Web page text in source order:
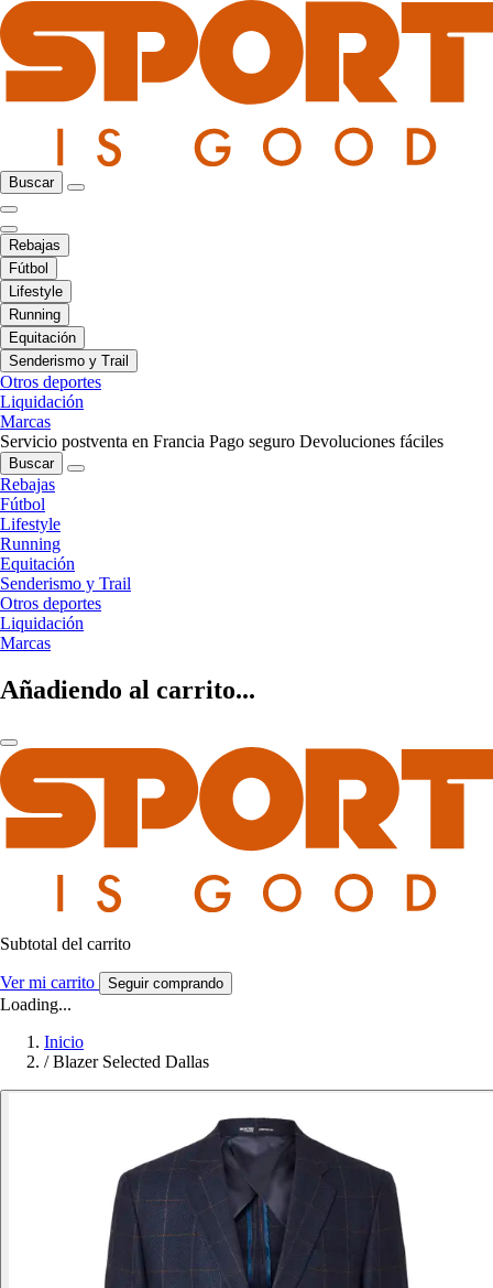
Buscar
Rebajas
Fútbol
Lifestyle
Running
Equitación
Senderismo y Trail
Otros deportes
Liquidación
Marcas
Servicio postventa en Francia Pago seguro Devoluciones fáciles
Buscar
Rebajas
Fútbol
Lifestyle
Running
Equitación
Senderismo y Trail
Otros deportes
Liquidación
Marcas
Añadiendo al carrito...
Subtotal del carrito
Ver mi carrito Seguir comprando
Loading...
Inicio
/ Blazer Selected Dallas